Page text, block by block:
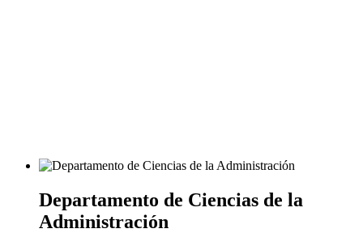
Departamento de Ciencias de la
Administración